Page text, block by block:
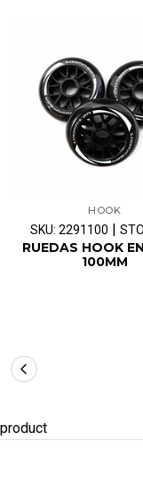
HOOK
SKU: 2291100 |
RUEDAS HOOK
100MM
product